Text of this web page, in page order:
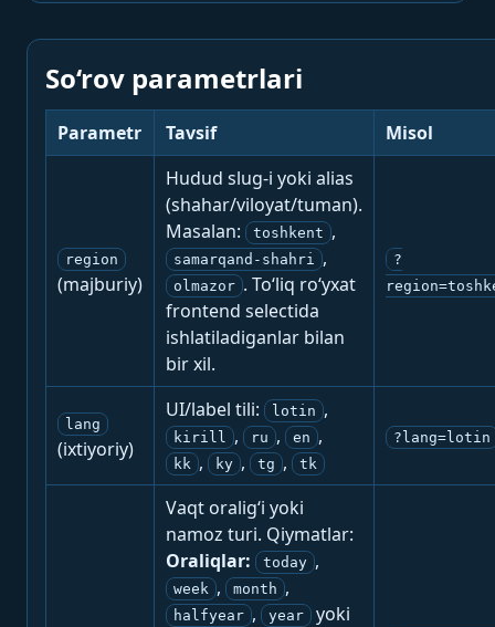
So‘rov parametrlari
Parametr Tavsif Misol
region
(majburiy)
Hudud slug-i yoki alias
(shahar/viloyat/tuman).
Masalan:
toshkent ,
samarqand-shahri ,
olmazor . To‘liq ro‘yxat
frontend selectida
ishlatiladiganlar bilan
bir xil.
?
lang
(ixtiyoriy)
UI/label tili: lotin ,
kirill , ru , en ,
kk , ky , tg , tk
?lang=lotin
Vaqt oralig‘i yoki
namoz turi. Qiymatlar:
Oraliqlar:
today ,
week , month ,
halfyear , year
yoki